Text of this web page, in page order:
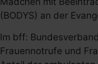
(BODYS) an der
Im bff:
Frauennotrufe und